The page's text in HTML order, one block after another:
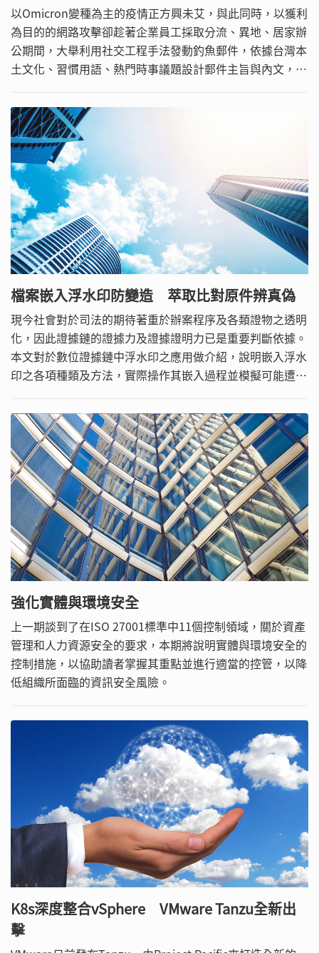
以Omicron變種為主的疫情正方興未艾，與此同時，以獲利
為目的的網路攻擊卻趁著企業員工採取分流、異地、居家辦
公期間，大舉利用社交工程手法發動釣魚郵件，依據台灣本
土文化、習慣用語、熱門時事議題設計郵件主旨與內文，吸
釣魚網站的連結，導致資安事故自疫情以來持續激增，讓企
業損失慘重。
檔案嵌入浮水印防變造 萃取比對原件辨真偽
現今社會對於司法的期待著重於辦案程序及各類證物之透明
化，因此證據鏈的證據力及證據證明力已是重要判斷依據。
本文對於數位證據鏈中浮水印之應用做介紹，說明嵌入浮水
印之各項種類及方法，實際操作其嵌入過程並模擬可能遭遇
強化實體與環境安全
上一期談到了在ISO 27001標準中11個控制領域，關於資產
管理和人力資源安全的要求，本期將說明實體與環境安全的
控制措施，以協助讀者掌握其重點並進行適當的控管，以降
低組織所面臨的資訊安全風險。
K8s深度整合vSphere VMware Tanzu全新出
擊